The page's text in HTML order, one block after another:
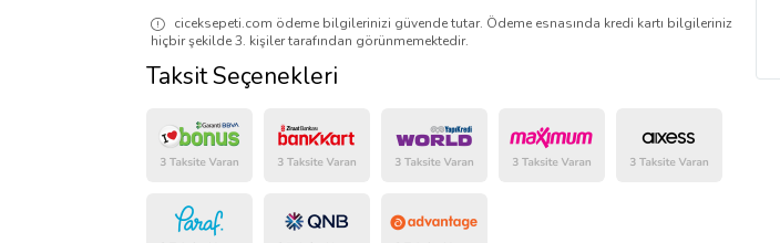
ciceksepeti.com ödeme bilgilerinizi güvende tutar. Ödeme esnasında kredi kartı bilgileriniz
hiçbir şekilde 3. kişiler tarafından görünmemektedir.
Taksit Seçenekleri